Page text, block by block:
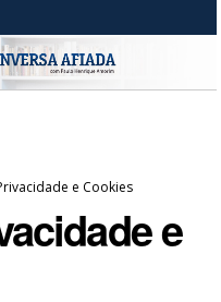
e Cookies
e